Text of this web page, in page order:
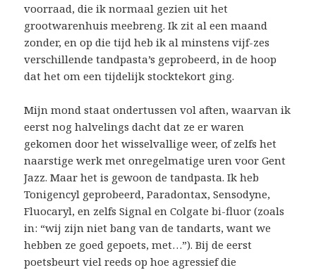
voorraad, die ik normaal gezien uit het
grootwarenhuis meebreng. Ik zit al een maand
zonder, en op die tijd heb ik al minstens vijf-zes
verschillende tandpasta’s geprobeerd, in de hoop
dat het om een tijdelijk stocktekort ging.
Mijn mond staat ondertussen vol aften, waarvan ik
eerst nog halvelings dacht dat ze er waren
gekomen door het wisselvallige weer, of zelfs het
naarstige werk met onregelmatige uren voor Gent
Jazz. Maar het is gewoon de tandpasta. Ik heb
Tonigencyl geprobeerd, Paradontax, Sensodyne,
Fluocaryl, en zelfs Signal en Colgate bi-fluor (zoals
in: “wij zijn niet bang van de tandarts, want we
hebben ze goed gepoets, met…”). Bij de eerst
poetsbeurt viel reeds op hoe agressief die